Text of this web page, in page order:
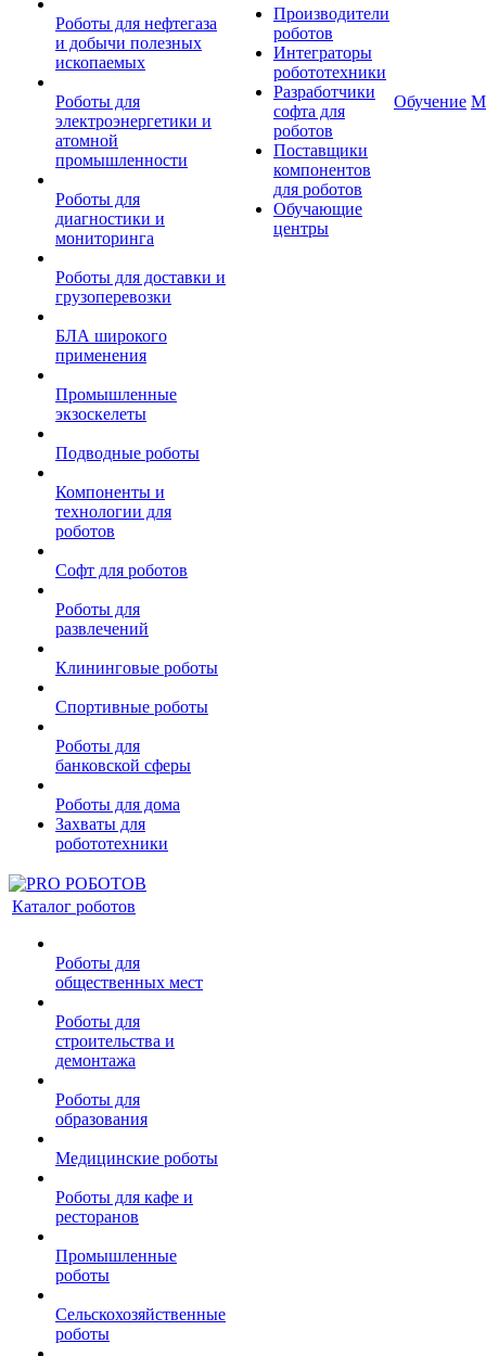
Роботы для нефтегаза
и добычи полезных
ископаемых
Роботы для
электроэнергетики и
атомной
промышленности
Роботы для
диагностики и
мониторинга
Роботы для доставки и
грузоперевозки
БЛА широкого
применения
Промышленные
экзоскелеты
Подводные роботы
Компоненты и
технологии для
роботов
Софт для роботов
Роботы для
развлечений
Клининговые роботы
Спортивные роботы
Роботы для
банковской сферы
Роботы для дома
Захваты для
робототехники
Производители
роботов
Интеграторы
робототехники
Разработчики
софта для
роботов
Поставщики
компонентов
для роботов
Обучающие
центры
Обучение
Каталог роботов
Роботы для
общественных мест
Роботы для
строительства и
демонтажа
Роботы для
образования
Медицинские роботы
Роботы для кафе и
ресторанов
Промышленные
роботы
Сельскохозяйственные
роботы